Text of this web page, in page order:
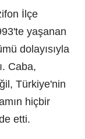
İlçe
yaşanan
dolayısıyla
Caba,
Türkiye'nin
hiçbir
etti.